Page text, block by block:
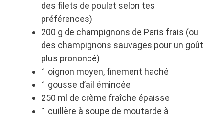
des filets de poulet selon tes
préférences)
200 g de champignons de Paris frais (ou
des champignons sauvages pour un goût
plus prononcé)
1 oignon moyen, finement haché
1 gousse d’ail émincée
250 ml de crème fraîche épaisse
1 cuillère à soupe de moutarde à